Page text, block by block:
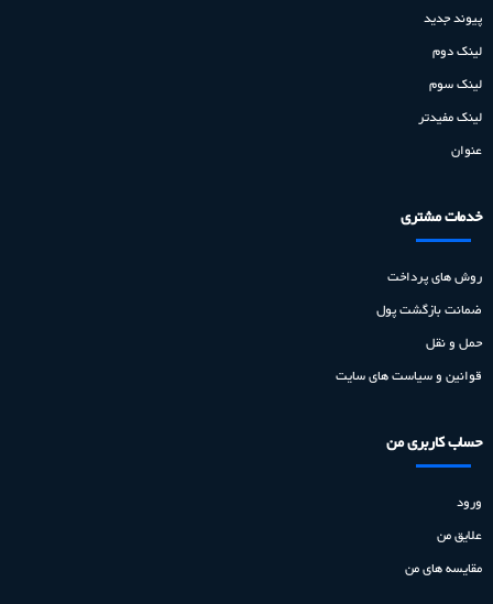
پیوند جدید
لینک دوم
لینک سوم
لینک مفیدتر
عنوان
خدمات مشتری
روش های پرداخت
ضمانت بازگشت پول
حمل و نقل
قوانین و سیاست های سایت
حساب کاربری من
ورود
علایق من
مقایسه های من